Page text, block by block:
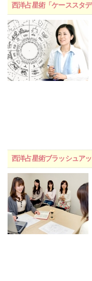
西洋占星術「ケーススタ
西洋占星術ブラッシュア